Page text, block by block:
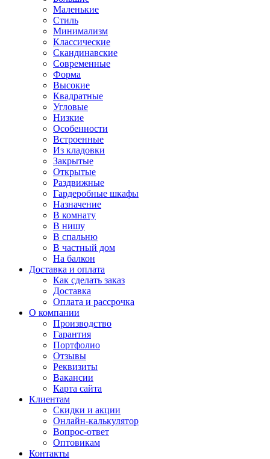
Маленькие
Стиль
Минимализм
Классические
Скандинавские
Современные
Форма
Высокие
Квадратные
Угловые
Низкие
Особенности
Встроенные
Из кладовки
Закрытые
Открытые
Раздвижные
Гардеробные шкафы
Назначение
В комнату
В нишу
В спальню
В частный дом
На балкон
Доставка и оплата
Как сделать заказ
Доставка
Оплата и рассрочка
О компании
Производство
Гарантия
Портфолио
Отзывы
Реквизиты
Вакансии
Карта сайта
Клиентам
Скидки и акции
Онлайн-калькулятор
Вопрос-ответ
Оптовикам
Контакты